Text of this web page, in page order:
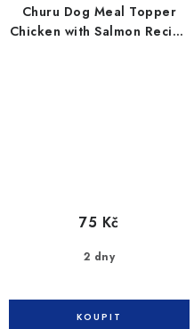
Churu Dog Meal Topper
Chicken with Salmon Recipe
2 dny
75 Kč